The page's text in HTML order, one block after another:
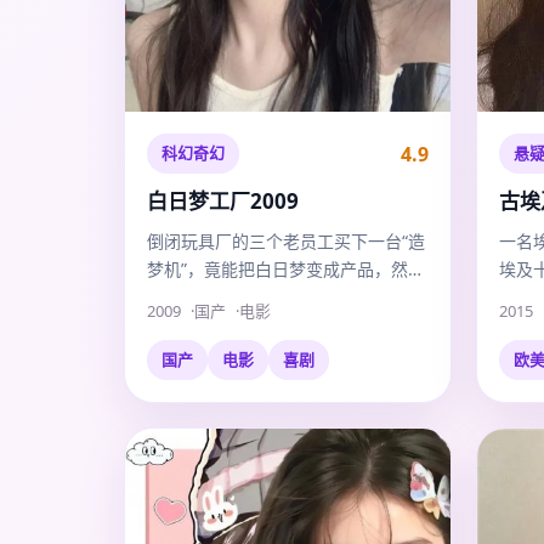
科幻奇幻 4.9
白日梦工厂2009
倒闭玩具厂的三个老员工买下一台“造
梦机”，竟能把白日梦变成产品，然后
2009 国产 电影
国产 电影 喜剧
悬
古
一名
埃及
2015
欧美